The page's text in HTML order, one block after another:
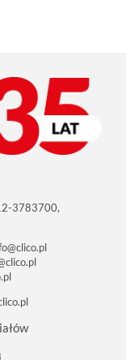
3783700,